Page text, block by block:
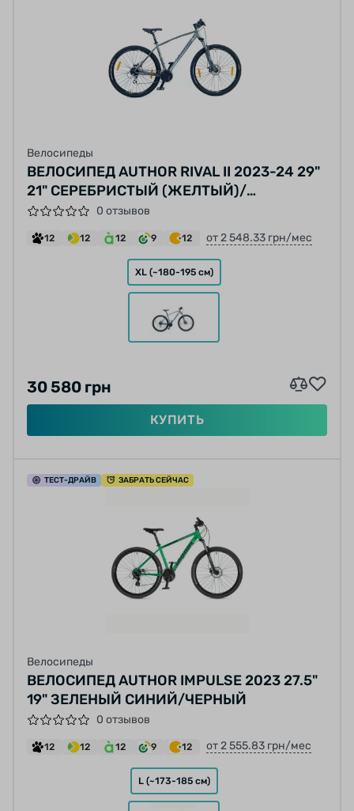
Велосипеды
ВЕЛОСИПЕД AUTHOR RIVAL II 2023-24 29"
21" СЕРЕБРИСТЫЙ (ЖЕЛТЫЙ)/
СЕРЕБРИСТЫЙ
0 отзывов
12 12 12 9 12 от 2 548.33 грн/мес
XL (~180-195 см)
30 580 грн
КУПИТЬ
ТЕСТ-ДРАЙВ ЗАБРАТЬ СЕЙЧАС
Велосипеды
ВЕЛОСИПЕД AUTHOR IMPULSE 2023 27.5"
19" ЗЕЛЕНЫЙ СИНИЙ/ЧЕРНЫЙ
0 отзывов
12 12 12 9 12 от 2 555.83 грн/мес
L (~173-185 см)